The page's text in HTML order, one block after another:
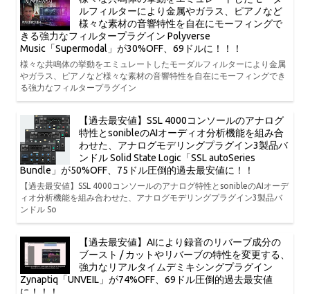
ルフィルターにより金属やガラス、ピアノなど
様々な素材の音響特性を自在にモーフィングで
きる強力なフィルタープラグイン Polyverse
Music「Supermodal」が30%OFF、69ドルに！！！
様々な共鳴体の挙動をエミュレートしたモーダルフィルターにより金属
やガラス、ピアノなど様々な素材の音響特性を自在にモーフィングでき
る強力なフィルタープラグイン
【過去最安値】SSL 4000コンソールのアナログ
特性とsonibleのAIオーディオ分析機能を組み合
わせた、アナログモデリングプラグイン3製品バ
ンドル Solid State Logic「SSL autoSeries
Bundle」が50%OFF、75ドル圧倒的過去最安値に！！
【過去最安値】SSL 4000コンソールのアナログ特性とsonibleのAIオーデ
ィオ分析機能を組み合わせた、アナログモデリングプラグイン3製品バ
ンドル So
【過去最安値】AIにより録音のリバーブ成分の
ブースト / カットやリバーブの特性を変更する、
強力なリアルタイムデミキシングプラグイン
Zynaptiq「UNVEIL」が74%OFF、69ドル圧倒的過去最安値